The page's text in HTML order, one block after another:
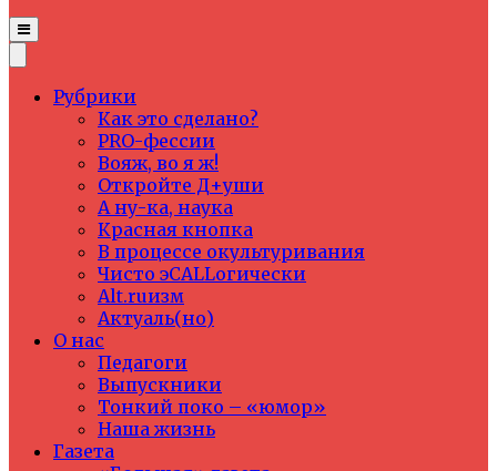
Рубрики
Как это сделано?
PRO-фессии
Вояж, во я ж!
Откройте Д+уши
А ну-ка, наука
Красная кнопка
В процессе окультуривания
Чисто эCALLогически
Alt.ruизм
Актуаль(но)
О нас
Педагоги
Выпускники
Тонкий поко – «юмор»
Наша жизнь
Газета